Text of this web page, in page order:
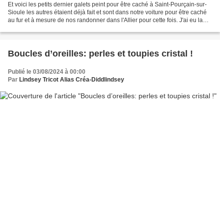
Et voici les petits dernier galets peint pour être caché à Saint-Pourçain-sur-
Sioule les autres étaient déjà fait et sont dans notre voiture pour être caché
au fur et à mesure de nos randonner dans l'Allier pour cette fois. J'ai eu la
Boucles d’oreilles: perles et toupies cristal !
Publié le 03/08/2024 à 00:00
Par Lindsey Tricot Alias Créa-Diddlindsey